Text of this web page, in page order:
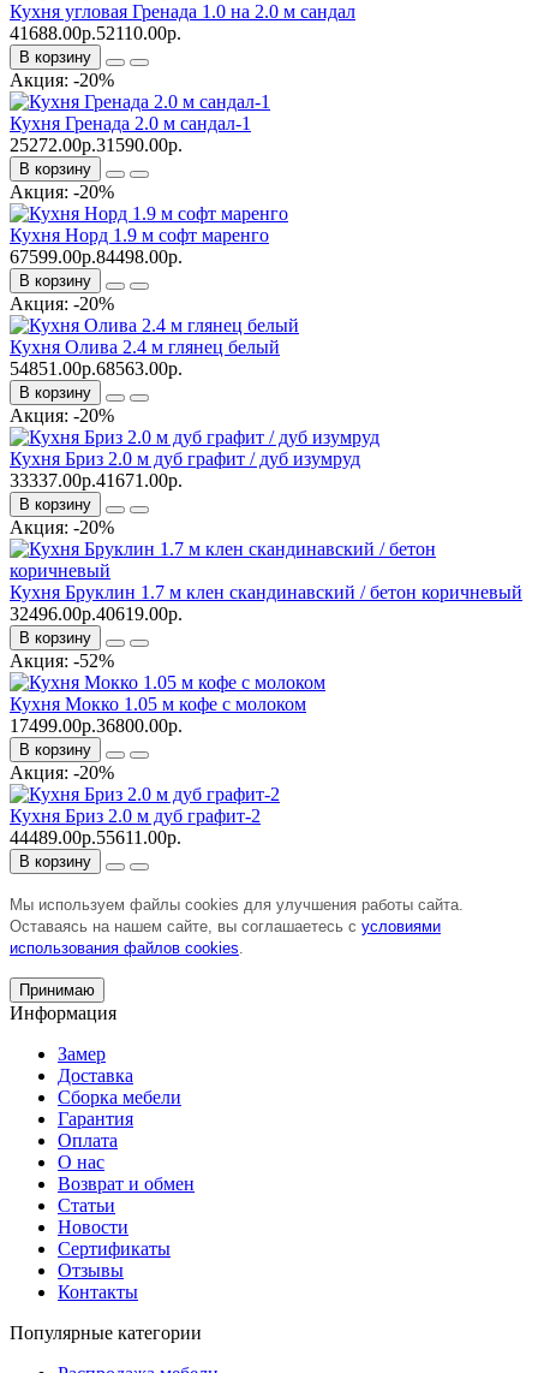
Кухня угловая Гренада 1.0 на 2.0 м сандал
41688.00р.52110.00р.
В корзину
Акция: -20%
Кухня Гренада 2.0 м сандал-1
25272.00р.31590.00р.
В корзину
Акция: -20%
Кухня Норд 1.9 м софт маренго
67599.00р.84498.00р.
В корзину
Акция: -20%
Кухня Олива 2.4 м глянец белый
54851.00р.68563.00р.
В корзину
Акция: -20%
Кухня Бриз 2.0 м дуб графит / дуб изумруд
33337.00р.41671.00р.
В корзину
Акция: -20%
Кухня Бруклин 1.7 м клен скандинавский / бетон коричневый
32496.00р.40619.00р.
В корзину
Акция: -52%
Кухня Мокко 1.05 м кофе с молоком
17499.00р.36800.00р.
В корзину
Акция: -20%
Кухня Бриз 2.0 м дуб графит-2
44489.00р.55611.00р.
В корзину
Мы используем файлы cookies для улучшения работы сайта.
Оставаясь на нашем сайте, вы соглашаетесь с условиями
использования файлов cookies.
Принимаю
Информация
Замер
Доставка
Сборка мебели
Гарантия
Оплата
О нас
Возврат и обмен
Статьи
Новости
Сертификаты
Отзывы
Контакты
Популярные категории